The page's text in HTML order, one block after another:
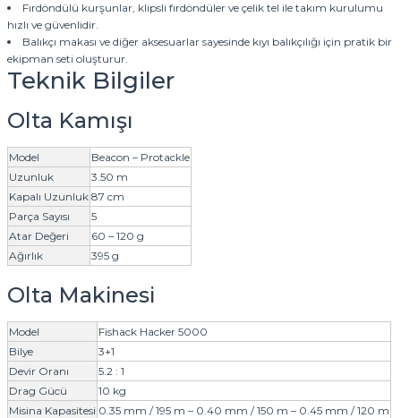
Fırdöndülü kurşunlar, klipsli fırdöndüler ve çelik tel ile takım kurulumu
hızlı ve güvenlidir.
Balıkçı makası ve diğer aksesuarlar sayesinde kıyı balıkçılığı için pratik bir
ekipman seti oluşturur.
Teknik Bilgiler
Olta Kamışı
Model
Beacon – Protackle
Uzunluk
3.50 m
Kapalı Uzunluk 87 cm
Parça Sayısı
5
Atar Değeri
60 – 120 g
Ağırlık
395 g
Olta Makinesi
Model
Fishack Hacker 5000
Bilye
3+1
Devir Oranı
5.2 : 1
Drag Gücü
10 kg
Misina Kapasitesi 0.35 mm / 195 m – 0.40 mm / 150 m – 0.45 mm / 120 m